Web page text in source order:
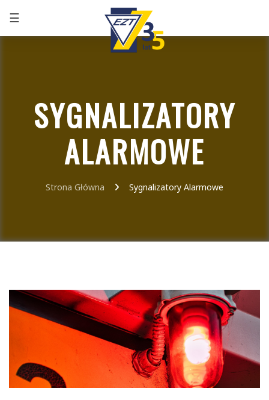
☰
SYGNALIZATORY
ALARMOWE
Strona Główna Sygnalizatory Alarmowe